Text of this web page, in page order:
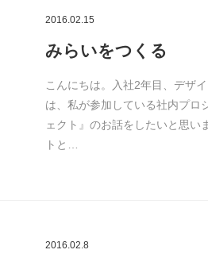
2016.02.15
みらいをつくる
こんにちは。入社2年目、デザ
は、私が参加している社内プロ
ェクト』のお話をしたいと思い
トと…
2016.02.8